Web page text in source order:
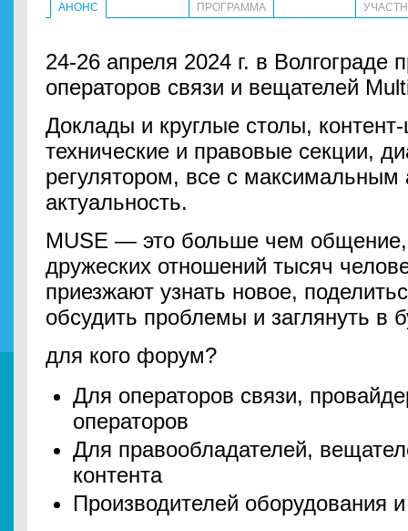
АНОНС ПРОГРАММА
24-26 апреля 2024 г. в Волгограде
операторов связи и вещателей
Доклады и круглые столы,
технические и правовые секции,
регулятором, все с максимальным
актуальность.
MUSE — это больше чем общение,
дружеских отношений тысяч
приезжают узнать новое,
обсудить проблемы и заглянуть в
для кого форум?
Для операторов связи,
операторов
Для правообладателей,
контента
Производителей оборудования и